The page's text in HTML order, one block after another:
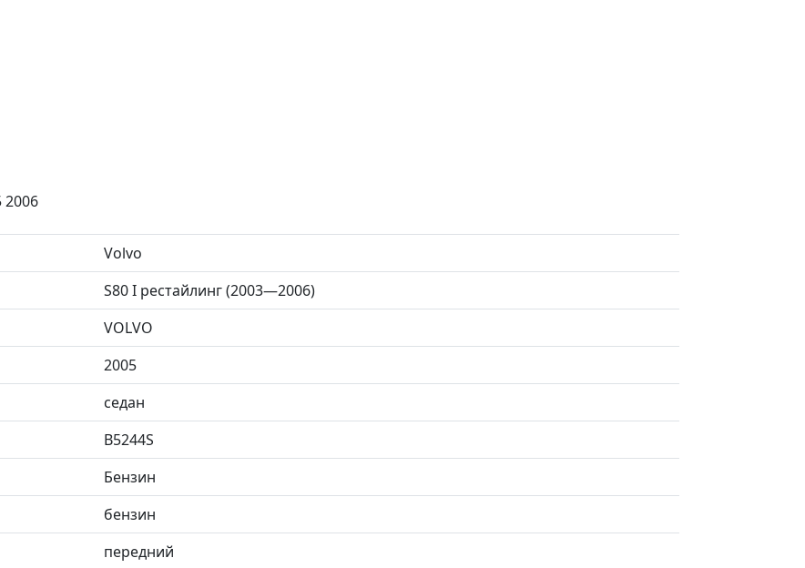
2006
Volvo
S80 I рестайлинг (2003—2006)
VOLVO
2005
седан
B5244S
Бензин
бензин
передний